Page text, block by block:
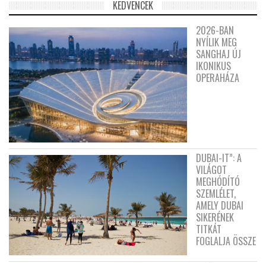
KEDVENCEK
2026-BAN
NYÍLIK MEG
SANGHAJ ÚJ
IKONIKUS
OPERAHÁZA
DUBAI-IT”: A
VILÁGOT
MEGHÓDÍTÓ
SZEMLÉLET,
AMELY DUBAI
SIKERÉNEK
TITKÁT
FOGLALJA ÖSSZE